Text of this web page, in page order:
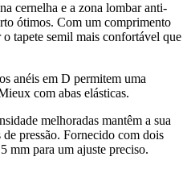
cernelha e a zona lombar anti-
ótimos. Com um comprimento
o tapete semil mais confortável que
anéis em D permitem uma
com abas elásticas.
melhoradas mantêm a sua
pressão. Fornecido com dois
mm para um ajuste preciso.